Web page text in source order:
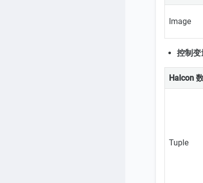
Image
控制变
Halcon
Tuple